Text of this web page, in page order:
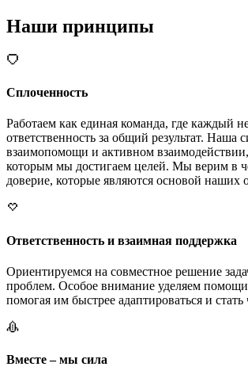
Наши принципы
Сплоченность
Работаем как единая команда, где каждый
ответственность за общий результат. Наша
взаимопомощи и активном взаимодействии,
которым мы достигаем целей. Мы верим в
доверие, которые являются основой наших
Ответственность и взаимная поддержка
Ориентируемся на совместное решение
проблем. Особое внимание уделяем
помогая им быстрее адаптироваться и
Вместе – мы сила